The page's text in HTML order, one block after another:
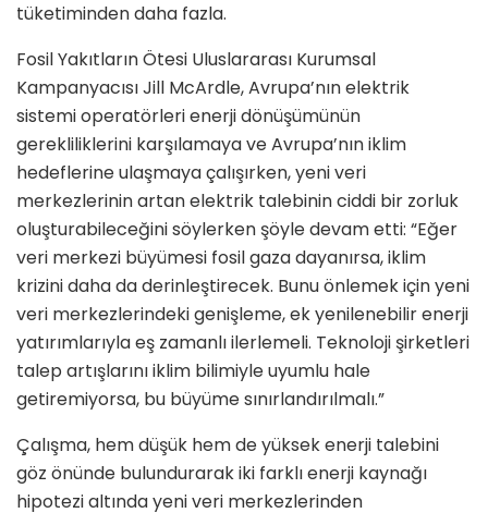
tüketiminden daha fazla.
Fosil Yakıtların Ötesi Uluslararası Kurumsal
Kampanyacısı Jill McArdle, Avrupa’nın elektrik
sistemi operatörleri enerji dönüşümünün
gerekliliklerini karşılamaya ve Avrupa’nın iklim
hedeflerine ulaşmaya çalışırken, yeni veri
merkezlerinin artan elektrik talebinin ciddi bir zorluk
oluşturabileceğini söylerken şöyle devam etti: “Eğer
veri merkezi büyümesi fosil gaza dayanırsa, iklim
krizini daha da derinleştirecek. Bunu önlemek için yeni
veri merkezlerindeki genişleme, ek yenilenebilir enerji
yatırımlarıyla eş zamanlı ilerlemeli. Teknoloji şirketleri
talep artışlarını iklim bilimiyle uyumlu hale
getiremiyorsa, bu büyüme sınırlandırılmalı.”
Çalışma, hem düşük hem de yüksek enerji talebini
göz önünde bulundurarak iki farklı enerji kaynağı
hipotezi altında yeni veri merkezlerinden